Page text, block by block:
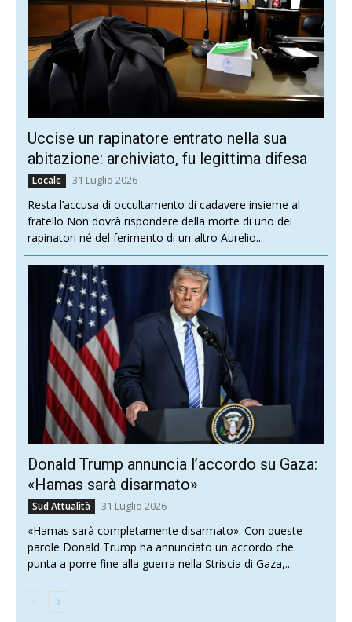
Uccise un rapinatore entrato nella sua
abitazione: archiviato, fu legittima difesa
Locale 31 Luglio 2026
Resta l’accusa di occultamento di cadavere insieme al
fratello Non dovrà rispondere della morte di uno dei
rapinatori né del ferimento di un altro Aurelio...
Donald Trump annuncia l’accordo su Gaza:
«Hamas sarà disarmato»
Sud Attualità 31 Luglio 2026
«Hamas sarà completamente disarmato». Con queste
parole Donald Trump ha annunciato un accordo che
punta a porre fine alla guerra nella Striscia di Gaza,...